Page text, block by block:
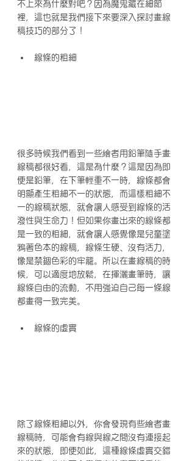
不上來為什麼對吧？因為魔鬼藏在細節
裡，這也就是我們接下來要深入探討畫線
稿技巧的部分了！
線條的粗細
很多時候我們看到一些繪者用鉛筆隨手畫
線稿都很好看，這是為什麼？這是因為即
便是鉛筆，在下筆輕重不一時，線條都會
明顯產生粗細不一的狀態，而這樣粗細不
一的線稿狀態，就會讓人感受到線條的活
潑性與生命力！但如果你畫出來的線條都
是一致的粗細，就會讓人感覺像是兒童塗
鴉著色本的線稿，線條生硬、沒有活力，
像是禁錮色彩的牢籠。所以在畫線稿的時
候，可以適度地放鬆，在揮灑畫筆時，讓
線條自由的流動，不用強迫自己每一條線
都畫得一致完美。
線條的虛實
除了線條粗細以外，你會發現有些繪者畫
線稿時，可能會有線與線之間沒有連接起
來的狀態，即便如此，這種線條虛實交錯